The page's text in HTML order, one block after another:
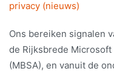
privacy (nieuws)
Ons bereiken signalen
de Rijksbrede
(MBSA), en vanuit de